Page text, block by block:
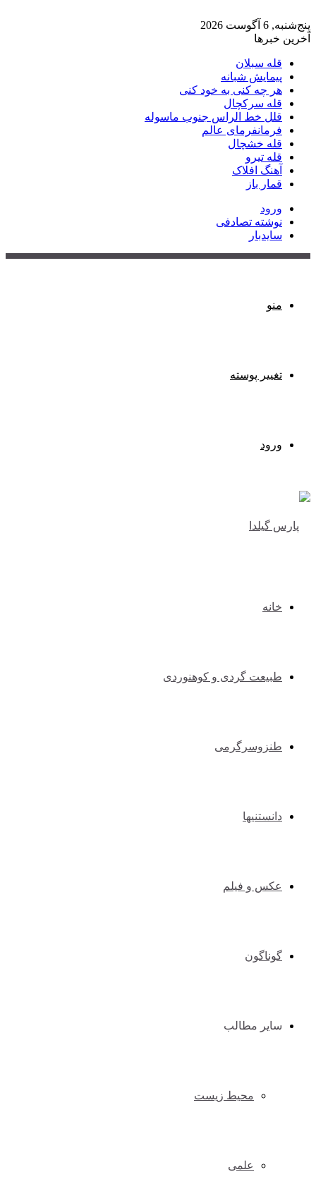
پنج‌شنبه, 6 آگوست 2026
آخرین خبرها
قله سبلان
پیمایش شبانه
هر چه کنی به خود کنی
قله سرکچال
قلل خط الراس جنوب ماسوله
فرمانفرمای عالم
قله خشچال
قله تیرو
آهنگ افلاک
قمار باز
ورود
نوشته تصادفی
سایدبار
منو
تغییر پوسته
ورود
خانه
طبیعت گردی و کوهنوردی
طنزوسرگرمی
دانستنیها
عکس و فیلم
گوناگون
سایر مطالب
محیط زیست
علمی